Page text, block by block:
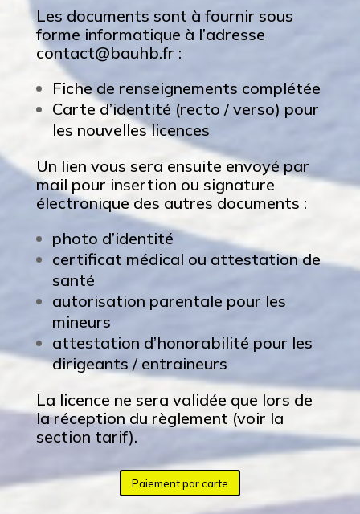
Les documents sont à fournir sous
forme informatique à l’adresse
contact@bauhb.fr :
Fiche de renseignements complétée
Carte d’identité (recto / verso) pour
les nouvelles licences
Un lien vous sera ensuite envoyé par
mail pour insertion ou signature
électronique des autres documents :
photo d’identité
certificat médical ou attestation de
santé
autorisation parentale pour les
mineurs
attestation d’honorabilité pour les
dirigeants / entraineurs
La licence ne sera validée que lors de
la réception du règlement (voir la
section tarif).
Paiement par carte